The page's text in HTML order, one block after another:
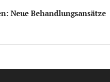
Neue Behandlungsansätze